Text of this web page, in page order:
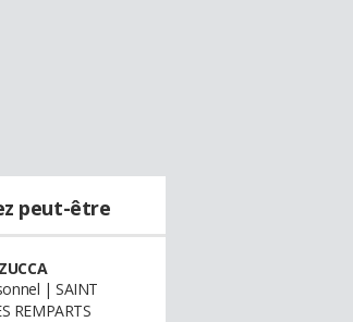
peut-être
| SAINT
REMPARTS